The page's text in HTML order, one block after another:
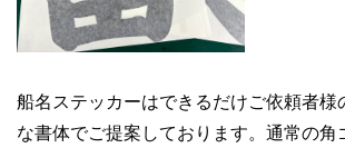
船名ステッカーはできるだけご依頼者様
な書体でご提案しております。通常の角